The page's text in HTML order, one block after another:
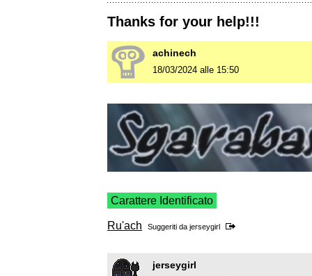
Thanks for your help!!!
achinech
18/03/2024 alle 15:50
Carattere Identificato
Ru'ach Suggeriti da jerseygirl
jerseygirl